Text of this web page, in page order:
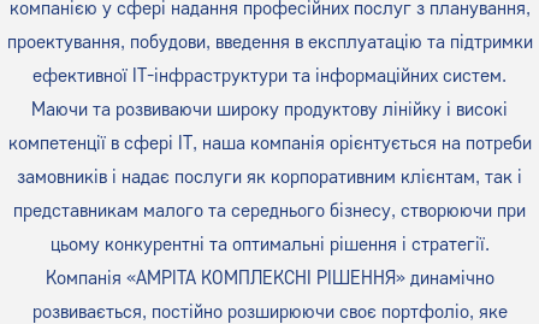
компанією у сфері надання професійних послуг з планування,
проектування, побудови, введення в експлуатацію та підтримки
ефективної ІТ-інфраструктури та інформаційних систем.
Маючи та розвиваючи широку продуктову лінійку і високі
компетенції в сфері ІТ, наша компанія орієнтується на потреби
замовників і надає послуги як корпоративним клієнтам, так і
представникам малого та середнього бізнесу, створюючи при
цьому конкурентні та оптимальні рішення і стратегії.
Компанія «АМРІТА КОМПЛЕКСНІ РІШЕННЯ» динамічно
розвивається, постійно розширюючи своє портфоліо, яке